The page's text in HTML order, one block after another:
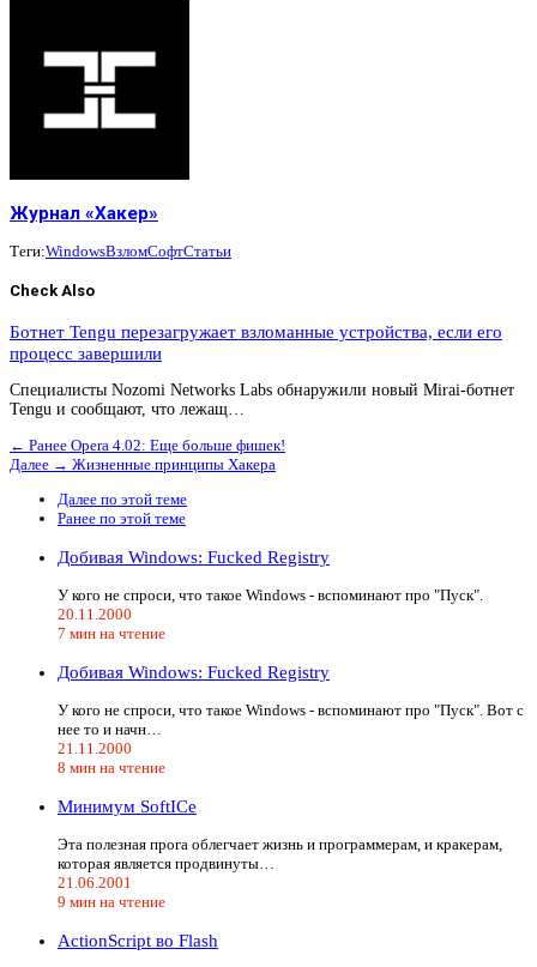
Журнал «Хакер»
Теги:WindowsВзломСофтСтатьи
Check Also
Ботнет Tengu перезагружает взломанные устройства, если его
процесс завершили
Специалисты Nozomi Networks Labs обнаружили новый Mirai-ботнет
Tengu и сообщают, что лежащ…
← Ранее Opera 4.02: Еще больше фишек!
Далее → Жизненные принципы Хакера
Далее по этой теме
Ранее по этой теме
Добивая Windows: Fucked Registry
У кого не спроси, что такое Windows - вспоминают про "Пуск".
20.11.2000
7 мин на чтение
Добивая Windows: Fucked Registry
У кого не спроси, что такое Windows - вспоминают про "Пуск". Вот с
нее то и начн…
21.11.2000
8 мин на чтение
Минимум SoftICe
Эта полезная прога облегчает жизнь и программерам, и кракерам,
которая является продвинуты…
21.06.2001
9 мин на чтение
ActionScript во Flash